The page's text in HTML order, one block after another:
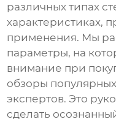
различных типах
характеристиках,
применения. Мы
параметры, на
внимание при
обзоры
экспертов. Это
сделать